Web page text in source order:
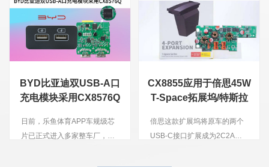
功率盲插，无论插哪个接口使
用都能获得相同的快充体验，
日常使用方
便。 &amp;amp;amp;lt;br/&amp;amp;amp;gt;
吉利星越L双USB-A口车载充
电连接器电源采用CX8852Q，
降压为USB-A口输出。这是一
Grade2等级，输入耐压40V，
并且能够实现精准恒压恒流以
CX8576Q+CX2919Q全套方
案打入主流车企长安汽车前装
供应链。
BYD比亚迪双USB-A口
充电模块采用CX8576Q
日前，乐鱼体育APP车规级芯
片已正式进入多家整车厂，
CX8855应用于倍思45W
T-Space拓展坞/特斯拉
倍思这款扩展坞将原车的两个
USB-C接口扩展成为2C2A输